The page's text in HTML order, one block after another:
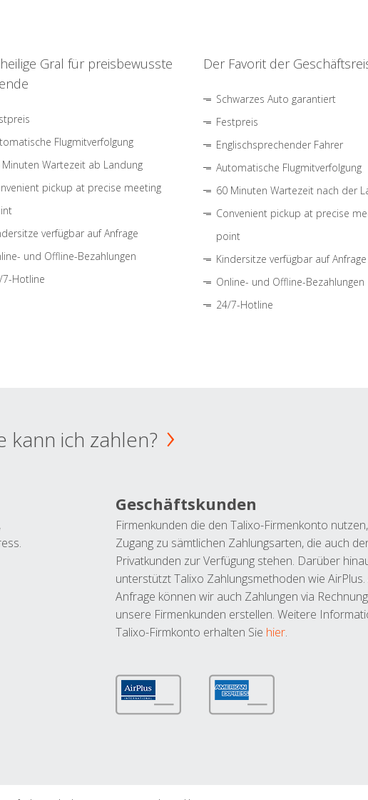
Gral für preisbewusste
Flugmitverfolgung
Wartezeit ab Landung
pickup at precise meeting
verfügbar auf Anfrage
und Offline-Bezahlungen
7-Hotline
Der Favorit der
Schwarzes Auto garantiert
Festpreis
Englischsprechender Fahrer
Automatische Flugmitverfolgung
60 Minuten Wartezeit nach der
Convenient pickup at precise
point
Kindersitze verfügbar auf Anfrage
Online- und Offline-Bezahlungen
24/7-Hotline
kann ich zahlen?
Geschäftskunden
Firmenkunden die den Talixo-Firmenkonto
Zugang zu sämtlichen Zahlungsarten, die auch
Privatkunden zur Verfügung stehen. Darüber
unterstützt Talixo Zahlungsmethoden wie AirPlus.
Anfrage können wir auch Zahlungen via
unsere Firmenkunden erstellen. Weitere
Talixo-Firmkonto erhalten Sie hier.